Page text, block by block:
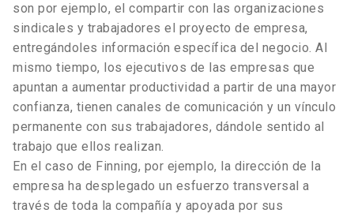
son por ejemplo, el compartir con las organizaciones
sindicales y trabajadores el proyecto de empresa,
entregándoles información específica del negocio. Al
mismo tiempo, los ejecutivos de las empresas que
apuntan a aumentar productividad a partir de una mayor
confianza, tienen canales de comunicación y un vínculo
permanente con sus trabajadores, dándole sentido al
trabajo que ellos realizan.
En el caso de Finning, por ejemplo, la dirección de la
empresa ha desplegado un esfuerzo transversal a
través de toda la compañía y apoyada por sus